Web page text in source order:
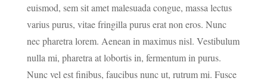
euismod, sem sit amet malesuada congue, massa lectus
varius purus, vitae fringilla purus erat non eros. Nunc
nec pharetra lorem. Aenean in maximus nisl. Vestibulum
nulla mi, pharetra at lobortis in, fermentum in purus.
Nunc vel est finibus, faucibus nunc ut, rutrum mi. Fusce